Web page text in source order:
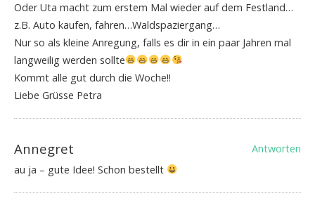
Oder Uta macht zum erstem Mal wieder auf dem Festland…
z.B. Auto kaufen, fahren…Waldspaziergang…
Nur so als kleine Anregung, falls es dir in ein paar Jahren mal
langweilig werden sollte
Kommt alle gut durch die Woche!!
Liebe Grüsse Petra
Annegret
Antworten
au ja – gute Idee! Schon bestellt